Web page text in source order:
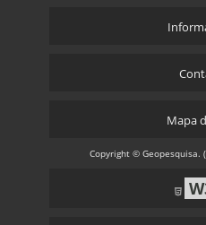
Mapa
Copyright © Geopesquisa.